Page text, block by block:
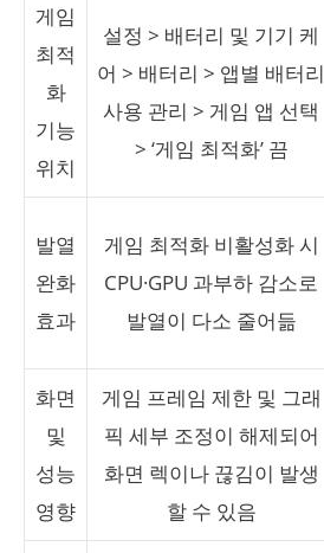
게임
최적
화
기능
위치
설정 > 배터리 및 기기 케
어 > 배터리 > 앱별 배터리
사용 관리 > 게임 앱 선택
> ‘게임 최적화’ 끔
발열
완화
효과
게임 최적화 비활성화 시
CPU·GPU 과부하 감소로
발열이 다소 줄어듦
화면
및
성능
영향
게임 프레임 제한 및 그래
픽 세부 조정이 해제되어
화면 렉이나 끊김이 발생
할 수 있음